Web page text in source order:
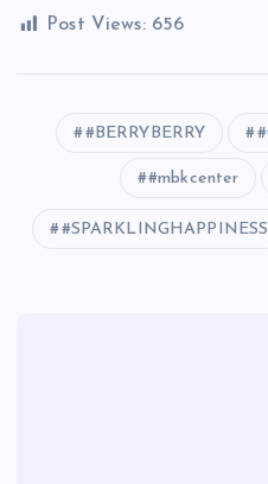
Post Views: 656
#BERRYBERRY
#mbkcenter
#SPARKLINGHAPPINESS